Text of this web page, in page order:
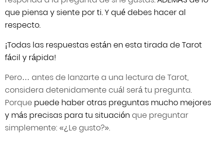
que piensa y siente por ti. Y qué debes hacer al
respecto.
¡Todas las respuestas están en esta tirada de Tarot
fácil y rápida!
Pero… antes de lanzarte a una lectura de Tarot,
considera detenidamente cuál será tu pregunta.
Porque puede haber otras preguntas mucho mejores
y más precisas para tu situación que preguntar
simplemente: «¿Le gusto?».